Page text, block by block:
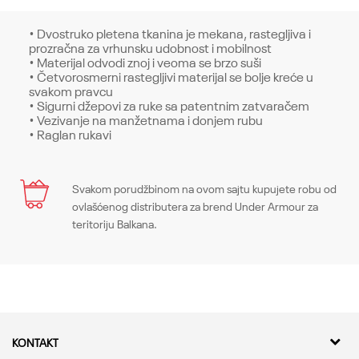
• Dvostruko pletena tkanina je mekana, rastegljiva i
prozračna za vrhunsku udobnost i mobilnost
• Materijal odvodi znoj i veoma se brzo suši
• Četvorosmerni rastegljivi materijal se bolje kreće u
svakom pravcu
• Sigurni džepovi za ruke sa patentnim zatvaračem
• Vezivanje na manžetnama i donjem rubu
• Raglan rukavi
Karakteristika
Kategorija
CO
Ime/Nadimak
Svakom porudžbinom na ovom sajtu kupujete robu od
ovlašćenog distributera za brend Under Armour za
teritoriju Balkana.
KONTAKT